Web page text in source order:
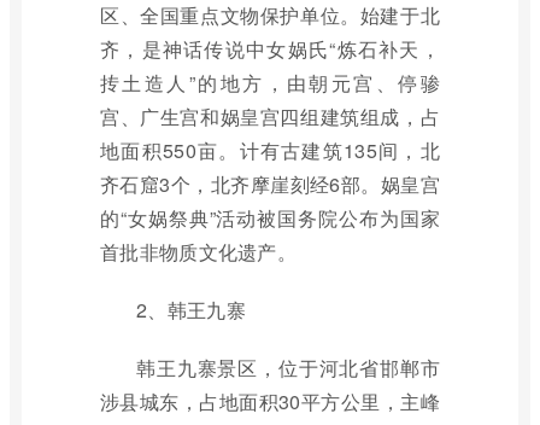
区、全国重点文物保护单位。始建于北
齐，是神话传说中女娲氏“炼石补天，
抟土造人”的地方，由朝元宫、停骖
宫、广生宫和娲皇宫四组建筑组成，占
地面积550亩。计有古建筑135间，北
齐石窟3个，北齐摩崖刻经6部。娲皇宫
的“女娲祭典”活动被国务院公布为国家
首批非物质文化遗产。
2、韩王九寨
韩王九寨景区，位于河北省邯郸市
涉县城东，占地面积30平方公里，主峰